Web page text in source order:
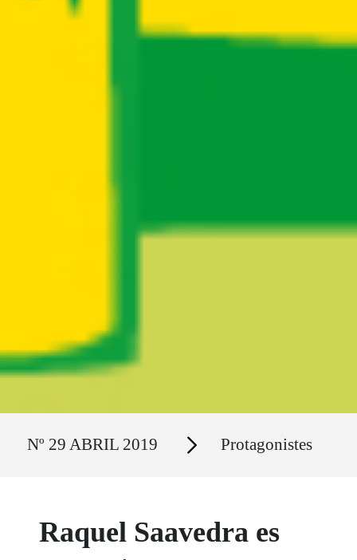
Nº 29 ABRIL 2019 Secciones Protagonistes
Raquel Saavedra es